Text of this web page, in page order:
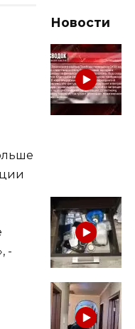
-
Новости